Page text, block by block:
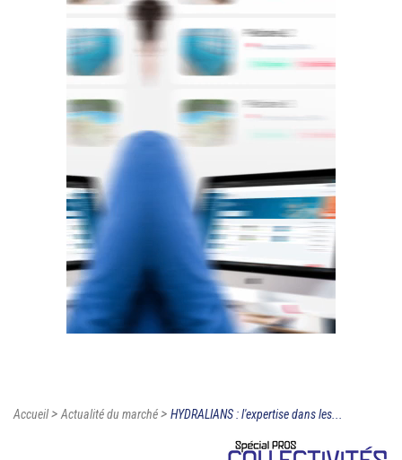
Accueil>Actualité du marché> HYDRALIANS : l'expertise dans les...